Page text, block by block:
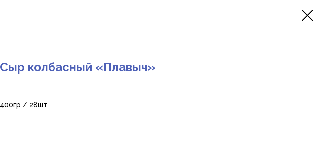
Сыр колбасный «Плавыч»
400гр / 28шт